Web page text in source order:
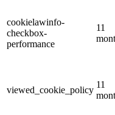
cookielawinfo-
checkbox-
performance
11
viewed_cookie_policy
11